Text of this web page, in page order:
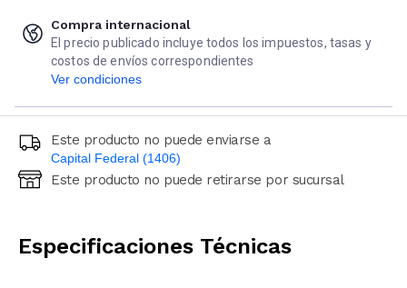
Compra internacional
El precio publicado incluye todos los impuestos, tasas y
costos de envíos correspondientes
Ver condiciones
Este producto no puede enviarse a
Capital Federal (1406)
Ingresá código postal (sólo números)
Este producto no puede retirarse por sucursal
Especificaciones Técnicas